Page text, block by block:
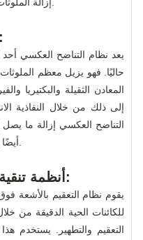
4. أنظمة التناضح العكسي:
يعد نظام التناضح العكسي أحد
حاليًا. فهو يزيل معظم
المعادن الثقيلة والبكتيريا
إلى ذلك من خلال النفاذية
5. أنظمة تنقية الأشعة فوق البنفسجية:
يقوم نظام التعقيم بالأشعة
للكائنات الحية الدقيقة من
التعقيم والتطهير. يستخدم